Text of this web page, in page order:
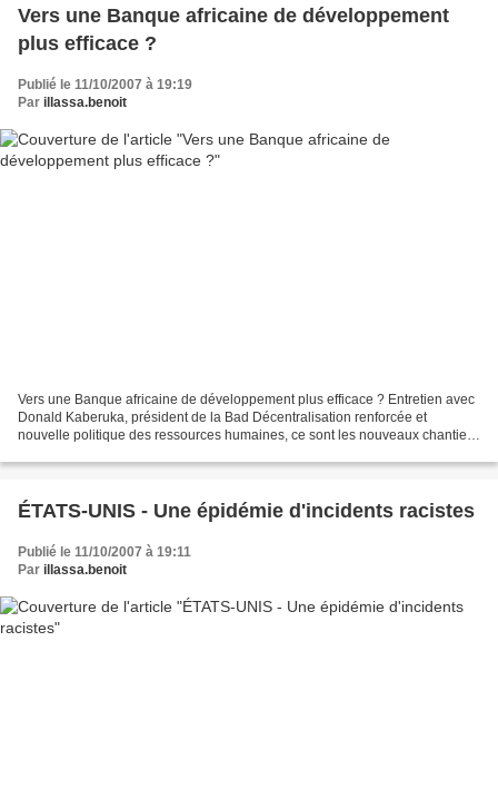
Vers une Banque africaine de développement
plus efficace ?
Publié le 11/10/2007 à 19:19
Par illassa.benoit
Vers une Banque africaine de développement plus efficace ? Entretien avec
Donald Kaberuka, président de la Bad Décentralisation renforcée et
nouvelle politique des ressources humaines, ce sont les nouveaux chantiers
ÉTATS-UNIS - Une épidémie d'incidents racistes
Publié le 11/10/2007 à 19:11
Par illassa.benoit